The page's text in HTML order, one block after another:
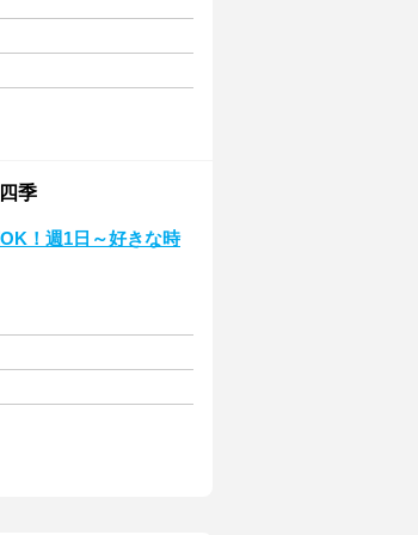
季
！週1日～好きな時